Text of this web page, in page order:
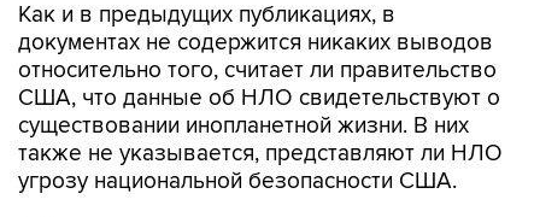
Как и в предыдущих публикациях, в
документах не содержится никаких выводов
относительно того, считает ли правительство
США, что данные об НЛО свидетельствуют о
существовании инопланетной жизни. В них
также не указывается, представляют ли НЛО
угрозу национальной безопасности США.